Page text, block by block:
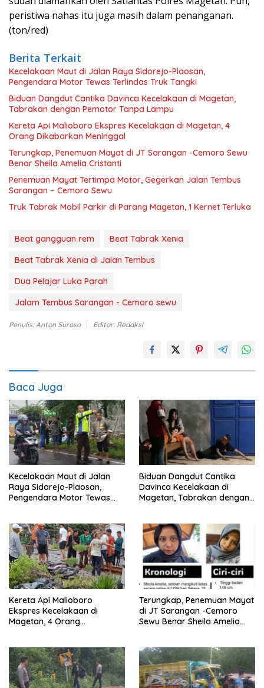
peristiwa nahas itu juga masih dalam penanganan.
(ton/red)
Berita Terkait
Kecelakaan Maut di Jalan Raya Sidorejo-Plaosan,
Pengendara Motor Tewas Terlindas Truk Tangki
Biduan Dangdut Cantika Davinca Kecelakaan di Magetan,
Tabrakan dengan Pemotor Tanpa Lampu
Kereta Api Malioboro Ekspres Kecelakaan di Magetan, 4
Orang Dikabarkan Meninggal
Terungkap, Penemuan Mayat di JT Sarangan -Cemoro Sewu
Benar Sheila Amelia Cristanti
Penemuan Mayat Tertimpa Motor, Gegerkan Jalan Tembus
Sarangan – Cemoro Sewu
Truk Tabrak Mobil Parkir di Parang Magetan, 1 Kernet Terluka
Beat gangguan rem
Beat Tabrak Xenia
Beat Tabrak Xenia di Jalan Tembus
Dua Pelajar Luka Parah
Jalam Tembus Sarangan - Cemoro sewu
Penulis: Anton Suroso Editor: Redaksi
Baca Juga
Kecelakaan Maut di Jalan
Raya Sidorejo-Plaosan,
Pengendara Motor Tewas
Biduan Dangdut Cantika
Davinca Kecelakaan di
Magetan, Tabrakan dengan
Kereta Api Malioboro
Ekspres Kecelakaan di
Magetan, 4 Orang
Terungkap, Penemuan Mayat
di JT Sarangan -Cemoro
Sewu Benar Sheila Amelia